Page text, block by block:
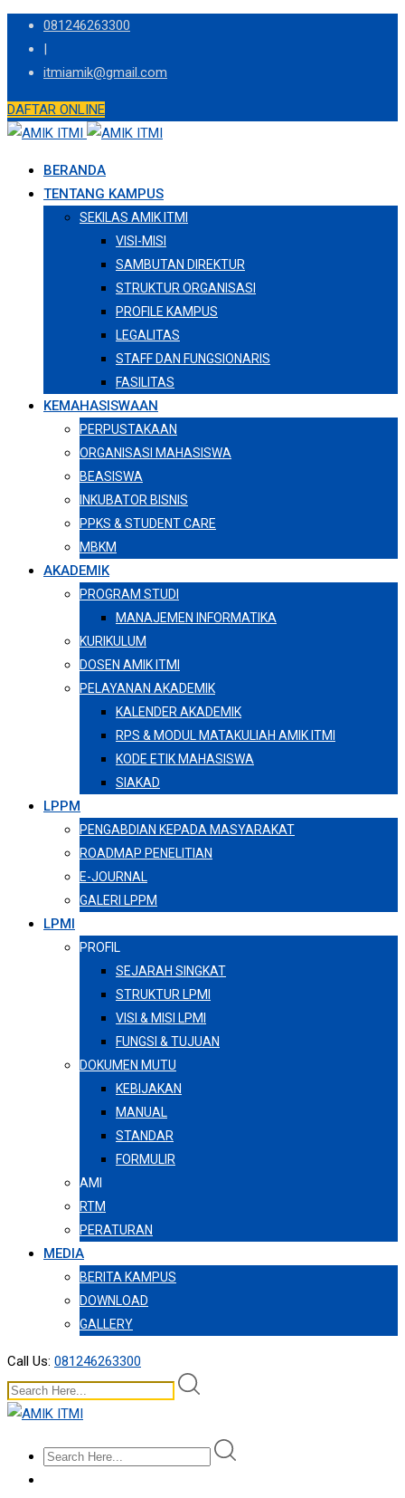
Skip
content
081246263300
|
itmiamik@gmail.com
DAFTAR ONLINE
BERANDA
TENTANG KAMPUS
SEKILAS AMIK ITMI
VISI-MISI
SAMBUTAN DIREKTUR
STRUKTUR ORGANISASI
PROFILE KAMPUS
LEGALITAS
STAFF DAN FUNGSIONARIS
FASILITAS
KEMAHASISWAAN
PERPUSTAKAAN
ORGANISASI MAHASISWA
BEASISWA
INKUBATOR BISNIS
PPKS & STUDENT CARE
MBKM
AKADEMIK
PROGRAM STUDI
MANAJEMEN INFORMATIKA
KURIKULUM
DOSEN AMIK ITMI
PELAYANAN AKADEMIK
KALENDER AKADEMIK
RPS & MODUL MATAKULIAH AMIK ITMI
KODE ETIK MAHASISWA
SIAKAD
LPPM
PENGABDIAN KEPADA MASYARAKAT
ROADMAP PENELITIAN
E-JOURNAL
GALERI LPPM
LPMI
PROFIL
SEJARAH SINGKAT
STRUKTUR LPMI
VISI & MISI LPMI
FUNGSI & TUJUAN
DOKUMEN MUTU
KEBIJAKAN
MANUAL
STANDAR
FORMULIR
AMI
RTM
PERATURAN
MEDIA
BERITA KAMPUS
DOWNLOAD
GALLERY
Call Us: 081246263300